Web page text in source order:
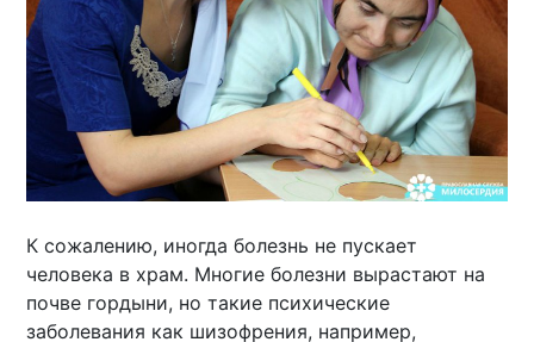
К сожалению, иногда болезнь не пускает
человека в храм. Многие болезни вырастают на
почве гордыни, но такие психические
заболевания как шизофрения, например,